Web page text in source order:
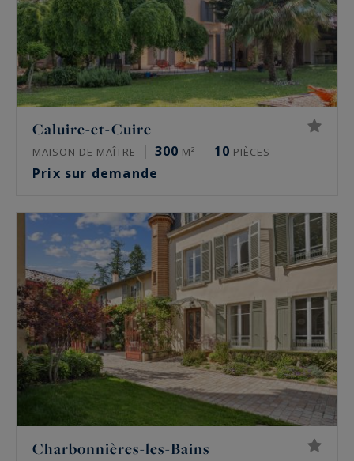
Caluire-et-Cuire
MAISON DE MAÎTRE 300 M² 10 PIÈCES
Prix sur demande
Charbonnières-les-Bains